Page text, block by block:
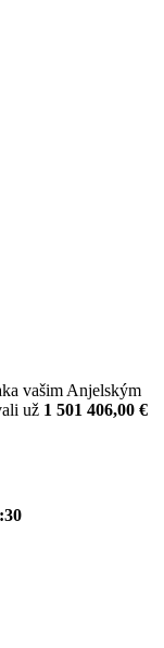
vašim Anjelským
už 1 501 406,00 €